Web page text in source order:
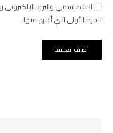
احفظ اسمي والبريد
للمرة الأولى التي أعلق فيها.